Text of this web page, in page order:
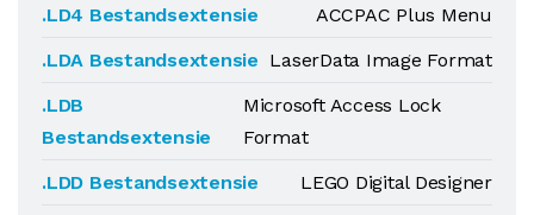
.LD4 Bestandsextensie
ACCPAC Plus Menu
.LDA Bestandsextensie LaserData Image Format
.LDB
Bestandsextensie
Microsoft Access Lock
Format
.LDD Bestandsextensie
LEGO Digital Designer